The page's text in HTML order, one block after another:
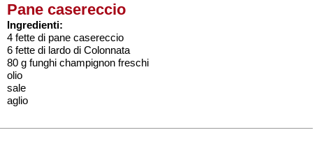
Pane casereccio
Ingredienti:
4 fette di pane casereccio
6 fette di lardo di Colonnata
80 g funghi champignon freschi
olio
sale
aglio